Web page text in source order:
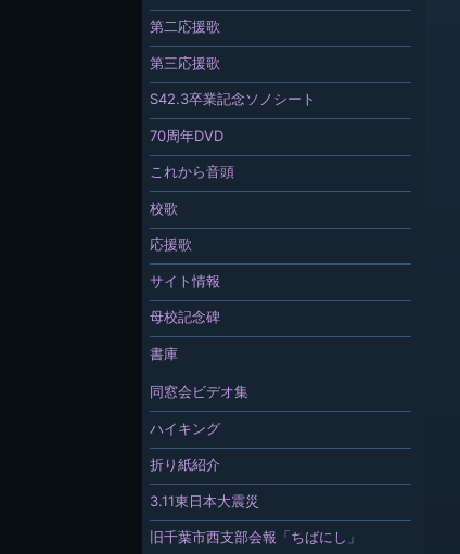
第二応援歌
第三応援歌
S42.3卒業記念ソノシート
70周年DVD
これから音頭
校歌
応援歌
サイト情報
母校記念碑
書庫
同窓会ビデオ集
ハイキング
折り紙紹介
3.11東日本大震災
旧千葉市西支部会報「ちばにし」